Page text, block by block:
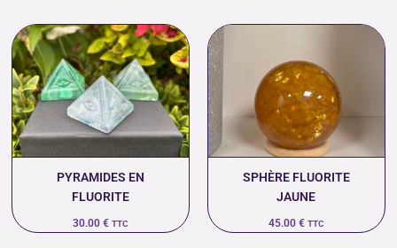
PYRAMIDES EN
FLUORITE
30.00€ TTC
SPHÈRE FLUORITE
JAUNE
45.00 € TTC